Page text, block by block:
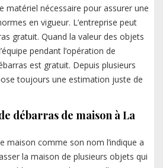
matériel nécessaire pour assurer une
en vigueur. L’entreprise peut
gratuit. Quand la valeur des objets
pendant l’opération de
est gratuit. Depuis plusieurs
toujours une estimation juste de
débarras de maison à La
maison comme son nom l’indique a
la maison de plusieurs objets qui